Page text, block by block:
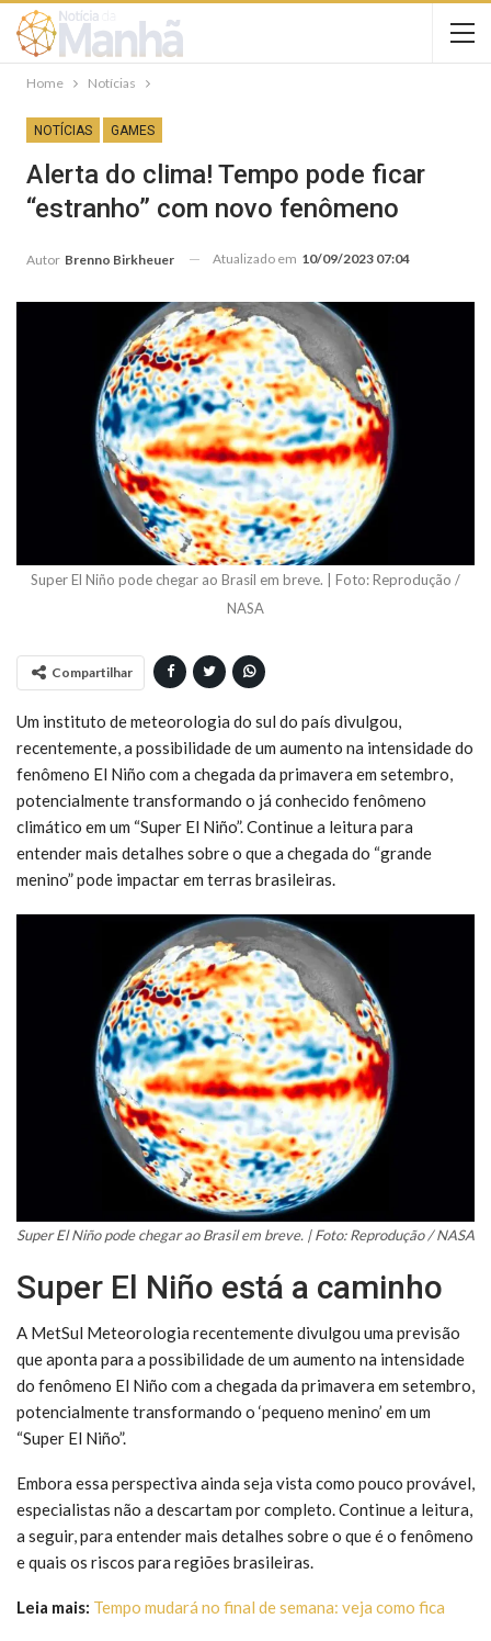
Home Notícias
NOTÍCIAS GAMES
Alerta do clima! Tempo pode ficar
“estranho” com novo fenômeno
Autor Brenno Birkheuer Atualizado em 10/09/2023 07:04
Super El Niño pode chegar ao Brasil em breve. | Foto: Reprodução /
NASA
Compartilhar
Um instituto de meteorologia do sul do país divulgou,
recentemente, a possibilidade de um aumento na intensidade do
fenômeno El Niño com a chegada da primavera em setembro,
potencialmente transformando o já conhecido fenômeno
climático em um “Super El Niño”. Continue a leitura para
entender mais detalhes sobre o que a chegada do “grande
menino” pode impactar em terras brasileiras.
Super El Niño pode chegar ao Brasil em breve. | Foto: Reprodução / NASA
Super El Niño está a caminho
A MetSul Meteorologia recentemente divulgou uma previsão
que aponta para a possibilidade de um aumento na intensidade
do fenômeno El Niño com a chegada da primavera em setembro,
potencialmente transformando o ‘pequeno menino’ em um
“Super El Niño”.
Embora essa perspectiva ainda seja vista como pouco provável,
especialistas não a descartam por completo. Continue a leitura,
a seguir, para entender mais detalhes sobre o que é o fenômeno
e quais os riscos para regiões brasileiras.
Leia mais: Tempo mudará no final de semana: veja como fica